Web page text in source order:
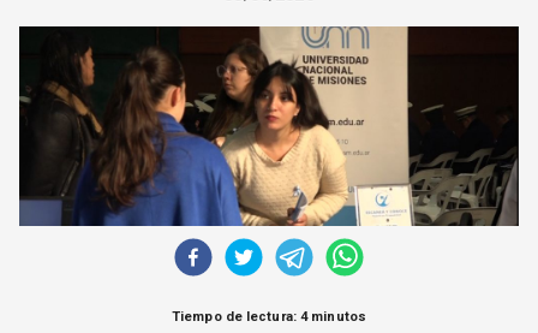
DEBATE
ARCHIVO
DECLARACIONES
OPINIÓN
ALTAMIRA RESPONDE
Política Obrera Revista
CONTACTO
Tiempo de lectura: 4 minutos